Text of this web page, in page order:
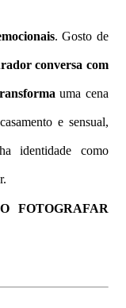
. Gosto de
conversa com
uma cena
e sensual,
identidade como
FOTOGRAFAR